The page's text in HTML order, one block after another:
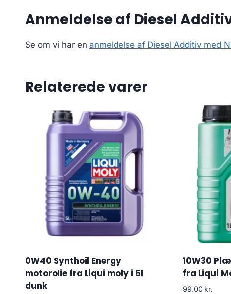
Anmeldelse af Diesel
Se om vi har en anmeldelse af Diesel Additiv med
Relaterede varer
0W40 Synthoil Energy
motorolie fra Liqui moly i 5l
dunk
10W30
fra Liqui
99.00 kr.